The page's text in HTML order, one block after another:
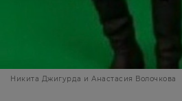
Никита Джигурда и Анастасия Волочкова